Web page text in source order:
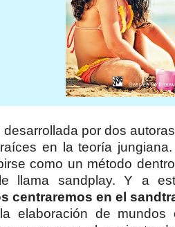
desarrollada por dos
en la teoría
como un método
llama sandplay. Y a
centraremos en el
elaboración de mundos